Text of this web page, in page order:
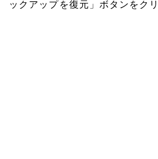
ックアップを復元」ボタンをク